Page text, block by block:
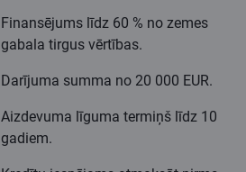
Finansējums līdz 60 % no zemes
gabala tirgus vērtības.
Darījuma summa no 20 000 EUR.
Aizdevuma līguma termiņš līdz 10
gadiem.